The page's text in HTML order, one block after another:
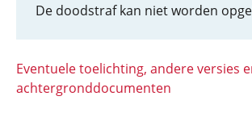
De doodstraf kan niet worden
Eventuele toelichting, andere versies
achtergronddocumenten